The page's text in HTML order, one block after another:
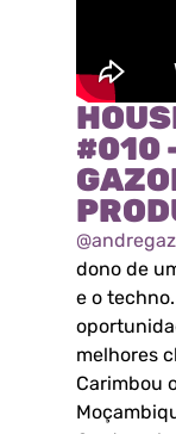
#010
dono de
e o
melhores
Carimbou